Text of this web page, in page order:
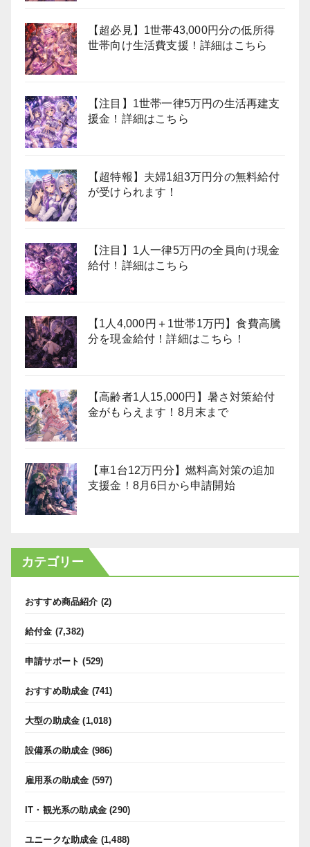
【超必見】1世帯43,000円分の低所得
世帯向け生活費支援！詳細はこちら
【注目】1世帯一律5万円の生活再建支
援金！詳細はこちら
【超特報】夫婦1組3万円分の無料給付
が受けられます！
【注目】1人一律5万円の全員向け現金
給付！詳細はこちら
【1人4,000円＋1世帯1万円】食費高騰
分を現金給付！詳細はこちら！
【高齢者1人15,000円】暑さ対策給付
金がもらえます！8月末まで
【車1台12万円分】燃料高対策の追加
支援金！8月6日から申請開始
カテゴリー
おすすめ商品紹介 (2)
給付金 (7,382)
申請サポート (529)
おすすめ助成金 (741)
大型の助成金 (1,018)
設備系の助成金 (986)
雇用系の助成金 (597)
IT・観光系の助成金 (290)
ユニークな助成金 (1,488)